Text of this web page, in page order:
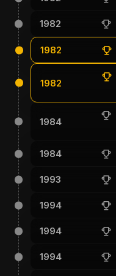
1982
1982
1982
1984
1984
1993
1994
1994
1994